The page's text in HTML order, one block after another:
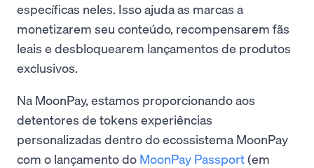
específicas neles. Isso ajuda as marcas a
monetizarem seu conteúdo, recompensarem fãs
leais e desbloquearem lançamentos de produtos
exclusivos.
Na MoonPay, estamos proporcionando aos
detentores de tokens experiências
personalizadas dentro do ecossistema MoonPay
com o lançamento do MoonPay Passport(em